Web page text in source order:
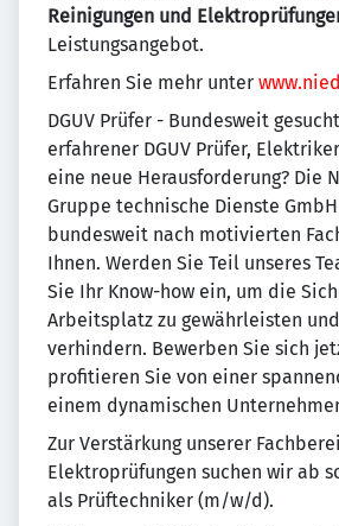
Reinigungen und
Leistungsangebot.
Erfahren Sie mehr unter
DGUV Prüfer - Bundesweit
erfahrener DGUV Prüfer,
eine neue Herausforderung? Die
Gruppe technische Dienste GmbH
bundesweit nach motivierten
Ihnen. Werden Sie Teil unseres
Sie Ihr Know-how ein, um die
Arbeitsplatz zu gewährleisten
verhindern. Bewerben Sie sich
profitieren Sie von einer
einem dynamischen
Zur Verstärkung unserer
Elektroprüfungen suchen wir ab
als Prüftechniker (m/w/d).